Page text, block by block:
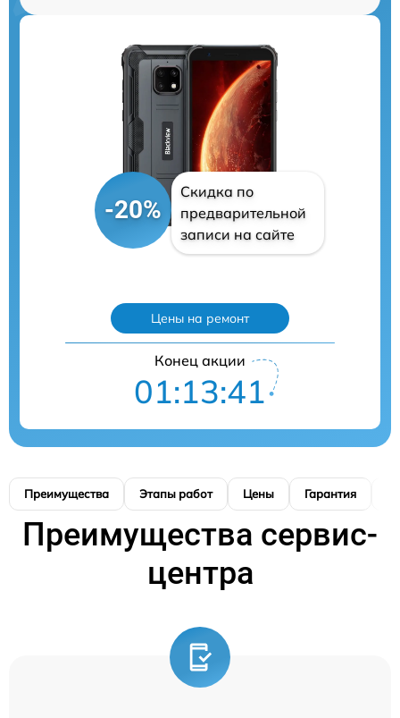
-20%
Скидка по
предварительной
записи на сайте
Цены на ремонт
Конец акции
01:13:40
Преимущества Этапы работ Цены Гарантия
Преимущества сервис-
центра